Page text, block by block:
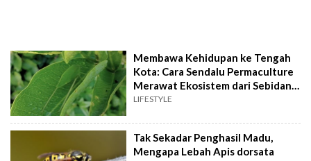
Membawa Kehidupan ke Tengah
Kota: Cara Sendalu Permaculture
Merawat Ekosistem dari Sebidang
Kebun
LIFESTYLE
Tak Sekadar Penghasil Madu,
Mengapa Lebah Apis dorsata